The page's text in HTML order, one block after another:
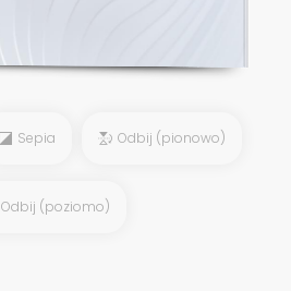
Sepia Odbij (pionowo)
Odbij (poziomo)